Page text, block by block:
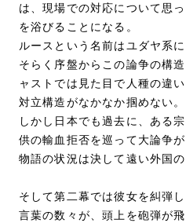
は、現場での対応について思
を浴びることになる。
ルースという名前はユダヤ系
そらく序盤からこの論争の構
ャストでは見た目で人種の違
対立構造がなかなか掴めない。
しかし日本でも過去に、ある
供の輸血拒否を巡って大論争
物語の状況は決して遠い外国
そして第二幕では彼女を糾弾
言葉の数々が、頭上を砲弾が